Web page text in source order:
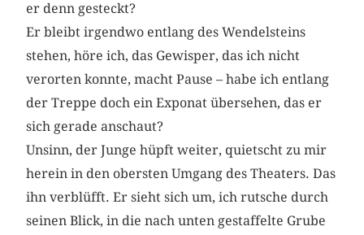
er denn gesteckt?
Er bleibt irgendwo entlang des Wendelsteins
stehen, höre ich, das Gewisper, das ich nicht
verorten konnte, macht Pause – habe ich entlang
der Treppe doch ein Exponat übersehen, das er
sich gerade anschaut?
Unsinn, der Junge hüpft weiter, quietscht zu mir
herein in den obersten Umgang des Theaters. Das
ihn verblüfft. Er sieht sich um, ich rutsche durch
seinen Blick, in die nach unten gestaffelte Grube